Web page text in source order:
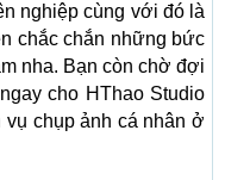
nghiệp cùng với đó là
chắc chắn những bức
nha. Bạn còn chờ đợi
cho HThao Studio
chụp ảnh cá nhân ở